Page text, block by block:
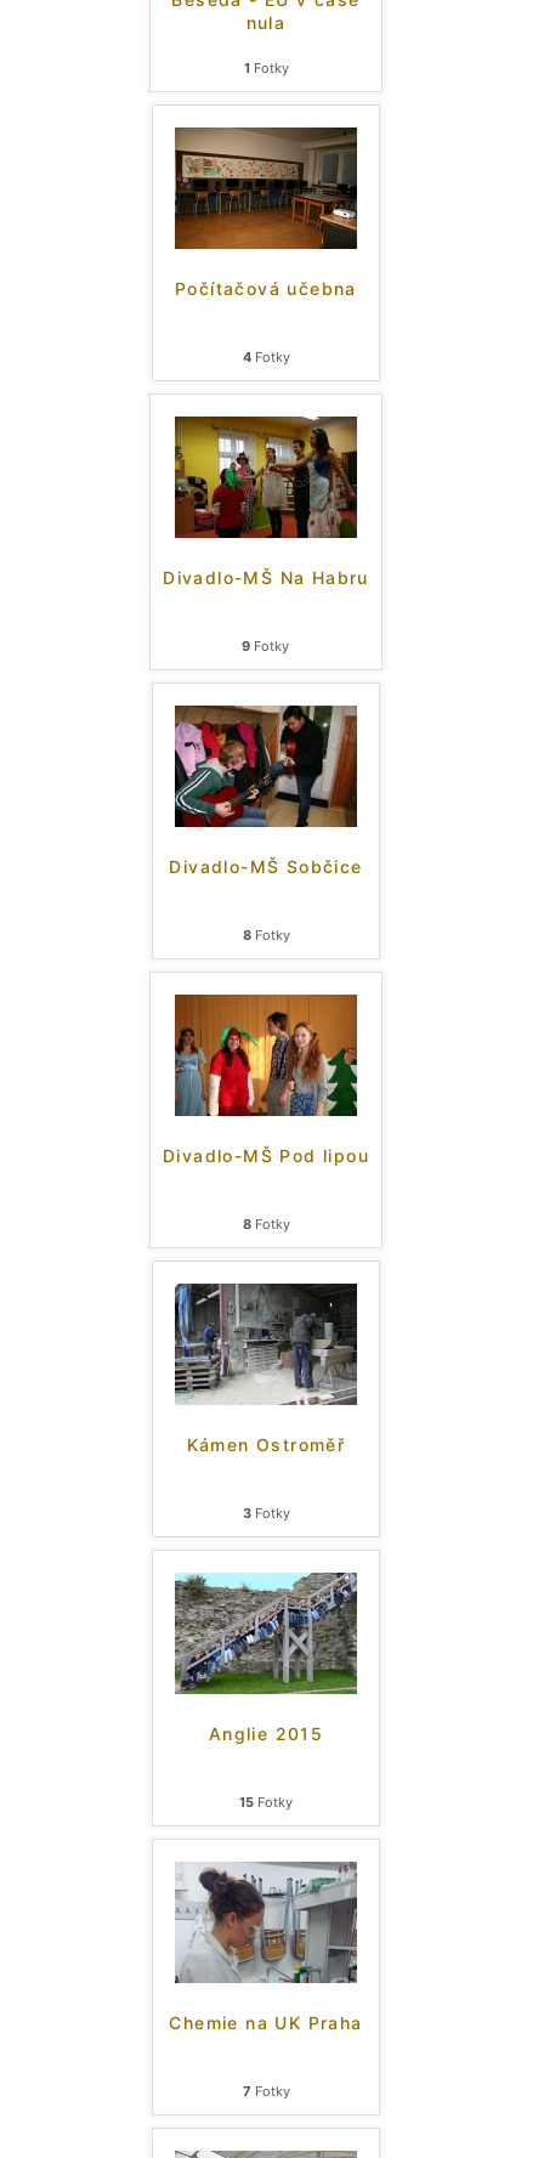
nula
1 Fotky
Počítačová učebna
4Fotky
Divadlo-MŠ Na Habru
9 Fotky
Divadlo-MŠ Sobčice
8Fotky
Divadlo-MŠ Pod lipou
8Fotky
Kámen Ostroměř
3Fotky
Anglie 2015
15 Fotky
Chemie na UK Praha
7 Fotky